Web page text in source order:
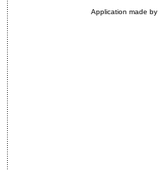
Application made by